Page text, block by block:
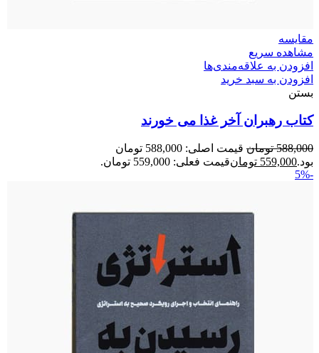
مقایسه
مشاهده سریع
افزودن به علاقه‌مندی‌ها
افزودن به سبد خرید
بستن
کتاب رهبران آخر غذا می خورند
588,000 تومان
قیمت اصلی: 588,000 تومان
بود.559,000 تومانقیمت فعلی: 559,000 تومان.
-5%